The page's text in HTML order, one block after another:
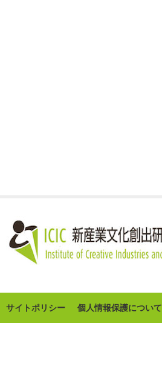
サイトポリシー 個人情報保護について